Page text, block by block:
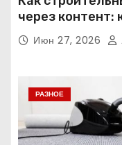
через контент:
Июн 27, 2026
РАЗНОЕ